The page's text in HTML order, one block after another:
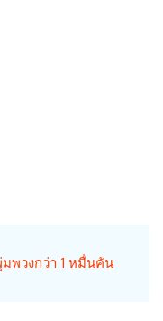
พวงกว่า 1 หมื่นคัน